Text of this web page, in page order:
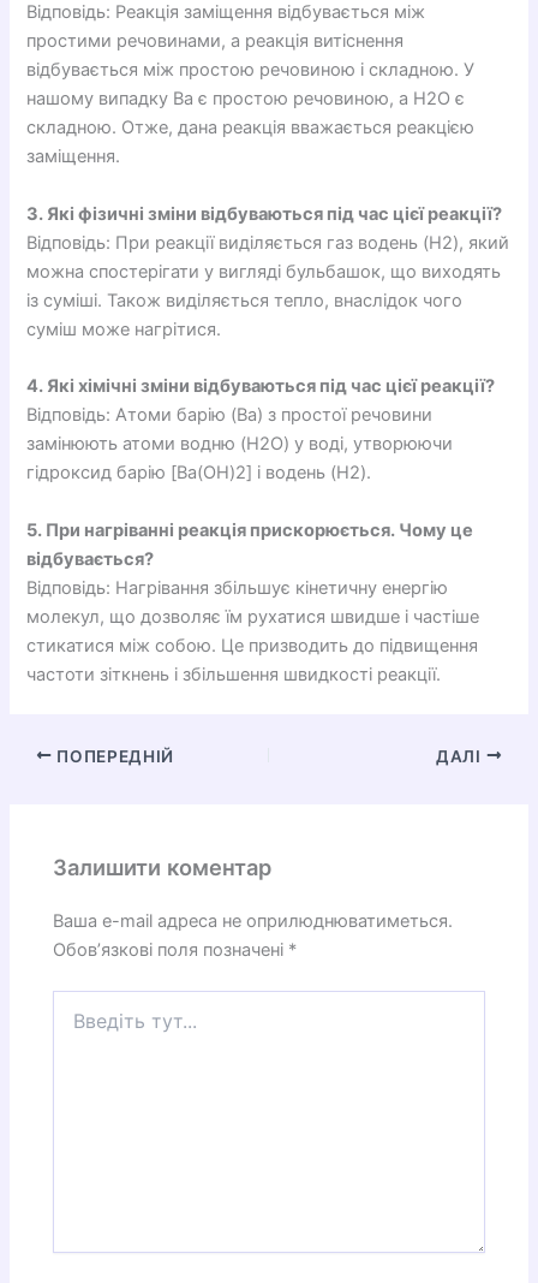
Відповідь: Реакція заміщення відбувається між
простими речовинами, а реакція витіснення
відбувається між простою речовиною і складною. У
нашому випадку Ba є простою речовиною, а H2O є
складною. Отже, дана реакція вважається реакцією
заміщення.
3. Які фізичні зміни відбуваються під час цієї реакції?
Відповідь: При реакції виділяється газ водень (H2), який
можна спостерігати у вигляді бульбашок, що виходять
із суміші. Також виділяється тепло, внаслідок чого
суміш може нагрітися.
4. Які хімічні зміни відбуваються під час цієї реакції?
Відповідь: Атоми барію (Ba) з простої речовини
замінюють атоми водню (H2O) у воді, утворюючи
гідроксид барію [Ba(OH)2] і водень (H2).
5. При нагріванні реакція прискорюється. Чому це
відбувається?
Відповідь: Нагрівання збільшує кінетичну енергію
молекул, що дозволяє їм рухатися швидше і частіше
стикатися між собою. Це призводить до підвищення
частоти зіткнень і збільшення швидкості реакції.
ПОПЕРЕДНІЙ ДАЛІ
Залишити коментар
Ваша e-mail адреса не оприлюднюватиметься.
Обов’язкові поля позначені *
тут...